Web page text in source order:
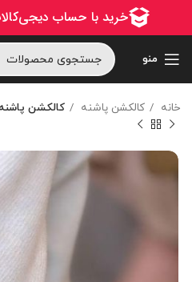
منو
خانه کالکشن پاشنه کالکشن پاشنه 3